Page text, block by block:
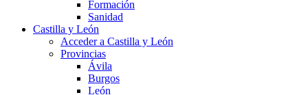
Formación
Sanidad
Castilla y León
Acceder a Castilla y León
Provincias
Ávila
Burgos
León